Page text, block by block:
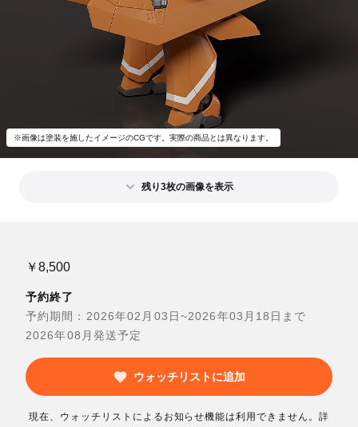
※画像は塗装を施したイメージのCGです。実際の商品とは異なります。
残り3枚の画像を表示
￥8,500
予約終了
予約期間：2026年02月03日~2026年03月18日まで
2026年08月発送予定
ウォッチリストに追加
現在、ウォッチリストによるお知らせ機能は利用できません。詳